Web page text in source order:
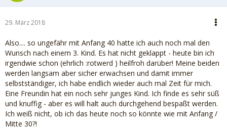
29. März 2018
Also.... so ungefähr mit Anfang 40 hatte ich auch noch mal den
Wunsch nach einem 3. Kind. Es hat nicht geklappt - heute bin ich
irgendwie schon (ehrlich :rotwerd ) heilfroh darüber! Meine beiden
werden langsam aber sicher erwachsen und damit immer
selbstständiger, ich habe endlich wieder auch mal Zeit für mich.
Eine Freundin hat ein noch sehr junges Kind. Ich finde es sehr süß
und knuffig - aber es will halt auch durchgehend bespaßt werden.
Ich weiß nicht, ob ich das heute noch so könnte wie mit Anfang /
Mitte 30?!